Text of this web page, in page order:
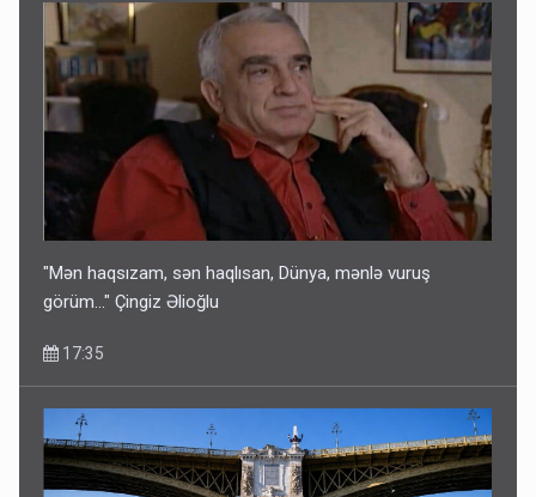
"Mən haqsızam, sən haqlısan, Dünya, mənlə vuruş
görüm..." Çingiz Əlioğlu
17:35